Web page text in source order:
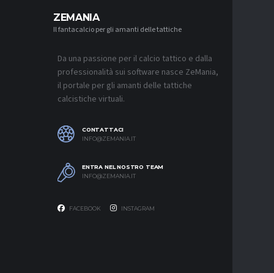
ZEMANIA
Il fantacalcio per gli amanti delle tattiche
Da una passione per il calcio tattico e dalla
professionalità sui software nasce ZeMania,
il portale per gli amanti delle tattiche
calcistiche virtuali.
CONTATTACI
INFO@ZEMANIA.IT
ENTRA NEL NOSTRO TEAM
INFO@ZEMANIA.IT
FACEBOOK INSTAGRAM